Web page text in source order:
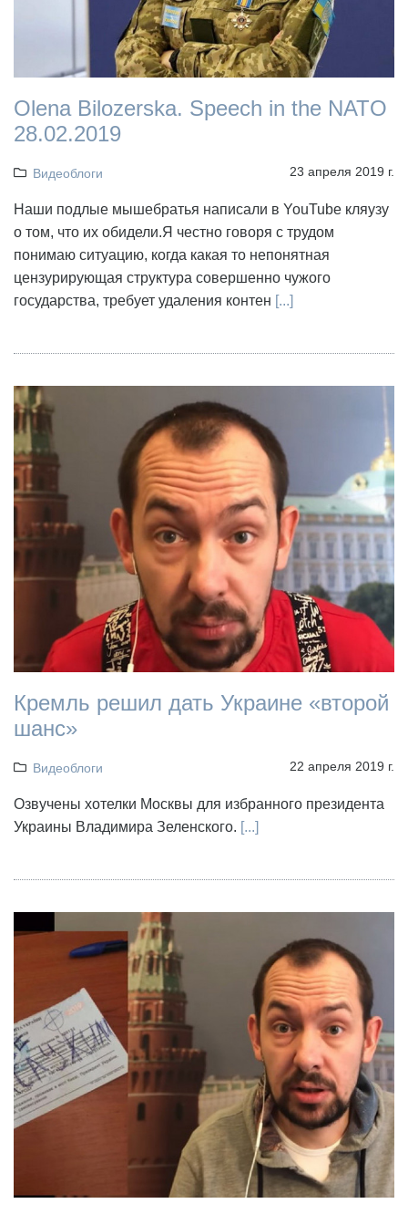
Olena Bilozerska. Speech in the NATO
28.02.2019
Видеоблоги 23 апреля 2019 г.
Наши подлые мышебратья написали в YouTube кляузу
о том, что их обидели.Я честно говоря с трудом
понимаю ситуацию, когда какая то непонятная
цензурирующая структура совершенно чужого
государства, требует удаления контен [...]
Кремль решил дать Украине «второй
шанс»
Видеоблоги 22 апреля 2019 г.
Озвучены хотелки Москвы для избранного президента
Украины Владимира Зеленского. [...]